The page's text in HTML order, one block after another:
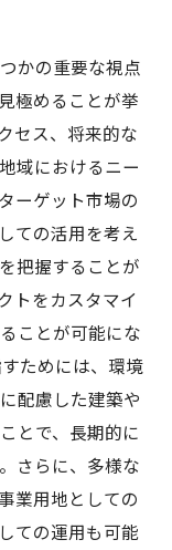
かの重要な視点
極めることが挙
セス、将来的な
域におけるニー
ーゲット市場の
ての活用を考え
把握することが
トをカスタマイ
ことが可能にな
ためには、環境
配慮した建築や
とで、長期的に
さらに、多様な
業用地としての
ての運用も可能